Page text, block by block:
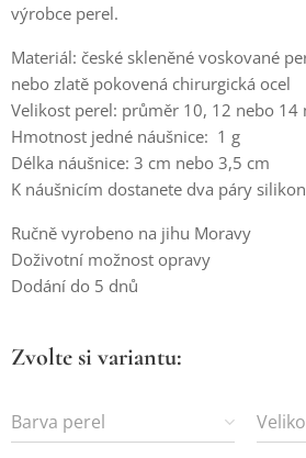
výrobce perel.
Materiál: české skleněné voskované
nebo zlatě pokovená chirurgická ocel
Velikost perel: průměr 10, 12 nebo 14
Hmotnost jedné náušnice: 1 g
Délka náušnice: 3 cm nebo 3,5 cm
K náušnicím dostanete dva páry
Ručně vyrobeno na jihu Moravy
Doživotní možnost opravy
Dodání do 5 dnů
Zvolte si variantu:
Barva perel